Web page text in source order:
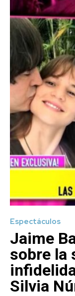
Espectáculos
Jaime
sobre la
Silvia